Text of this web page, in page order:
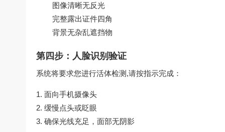
图像清晰无反光
完整露出证件四角
背景无杂乱遮挡物
第四步：人脸识别验证
系统将要求您进行活体检测,请按指示完成：
面向手机摄像头
缓慢点头或眨眼
确保光线充足，面部无阴影